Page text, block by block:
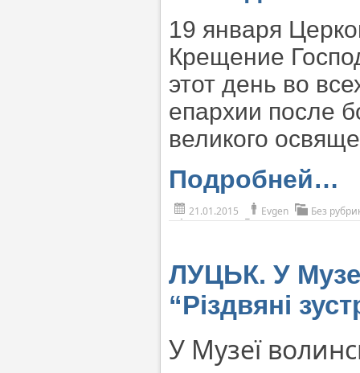
19 января
Крещение
этот день во
епархии после
великого
Подробней…
21.01.2015 Evgen Без
ЛУЦЬК. У
“Різдвяні
У Музеї